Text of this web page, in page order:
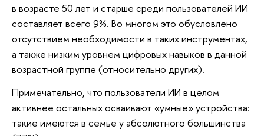
в возрасте 50 лет и старше среди пользователей ИИ
составляет всего 9%. Во многом это обусловлено
отсутствием необходимости в таких инструментах,
а также низким уровнем цифровых навыков в данной
возрастной группе (относительно других).
Примечательно, что пользователи ИИ в целом
активнее остальных осваивают «умные» устройства:
такие имеются в семье у абсолютного большинства